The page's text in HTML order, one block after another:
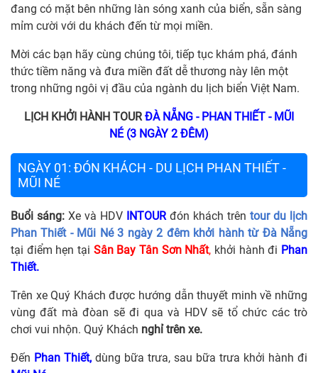
đang có mặt bên những làn sóng xanh của biển, sẵn sàng
mỉm cười với du khách đến từ mọi miền.
Mời các bạn hãy cùng chúng tôi, tiếp tục khám phá, đánh
thức tiềm năng và đưa miền đất dễ thương này lên một
trong những ngôi vị đầu của ngành du lịch biển Việt Nam.
LỊCH KHỞI HÀNH TOURĐÀ NẴNG - PHAN THIẾT - MŨI
NÉ(3 NGÀY 2 ĐÊM)
NGÀY 01: ĐÓN KHÁCH - DU LỊCH PHAN THIẾT -
MŨI NÉ
Buổi sáng: Xe và HDV INTOURđón khách trên tour du lịch
Phan Thiết - Mũi Né 3 ngày 2 đêm khởi hành từ Đà Nẵng
tại điểm hẹn tại Sân Bay Tân Sơn Nhất, khởi hành đi Phan
Thiết.
Trên xe Quý Khách được hướng dẫn thuyết minh về những
vùng đất mà đòan sẽ đi qua và HDV sẽ tổ chức các trò
chơi vui nhộn. Quý Khách nghỉ trên xe.
Đến Phan Thiết, dùng bữa trưa, sau bữa trưa khởi hành đi